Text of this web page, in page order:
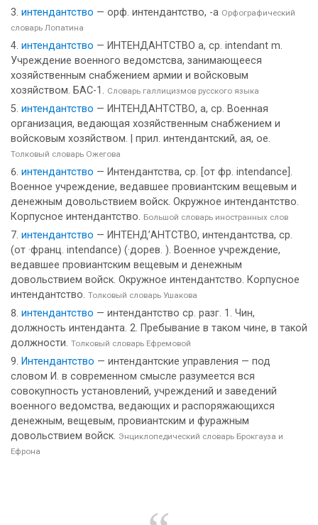
интендантство — орф. интендантство, -а Орфографический
словарь Лопатина
интендантство — ИНТЕНДАНТСТВО а, ср. intendant m.
Учреждение военного ведомстсва, занимающееся
хозяйственным снабжением армии и войсковым
хозяйством. БАС-1. Словарь галлицизмов русского языка
интендантство — ИНТЕНДАНТСТВО, а, ср. Военная
организация, ведающая хозяйственным снабжением и
войсковым хозяйством. | прил. интендантский, ая, ое.
Толковый словарь Ожегова
интендантство — Интендантства, ср. [от фр. intendance].
Военное учреждение, ведавшее провиантским вещевым и
денежным довольствием войск. Окружное интендантство.
Корпусное интендантство. Большой словарь иностранных слов
интендантство — ИНТЕНД’АНТСТВО, интендантства, ср.
(от ·франц. intendance) (·дорев. ). Военное учреждение,
ведавшее провиантским вещевым и денежным
довольствием войск. Окружное интендантство. Корпусное
интендантство. Толковый словарь Ушакова
интендантство — интендантство ср. разг. 1. Чин,
должность интенданта. 2. Пребывание в таком чине, в такой
должности. Толковый словарь Ефремовой
Интендантство — интендантские управления — под
словом И. в современном смысле разумеется вся
совокупность установлений, учреждений и заведений
военного ведомства, ведающих и распоряжающихся
денежным, вещевым, провиантским и фуражным
довольствием войск. Энциклопедический словарь Брокгауза и
Ефрона